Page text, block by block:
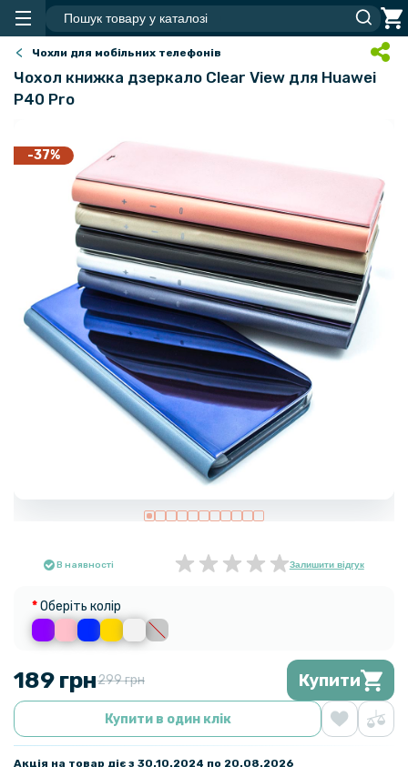
Чохли для мобільних телефонів
Чохол книжка дзеркало Clear View для Huawei
P40 Pro
-37%
В наявності Залишити відгук
Оберіть колір
189 грн299 грн Купити
Купити в один клік
Акція на товар діє з 30.10.2024 по 20.08.2026